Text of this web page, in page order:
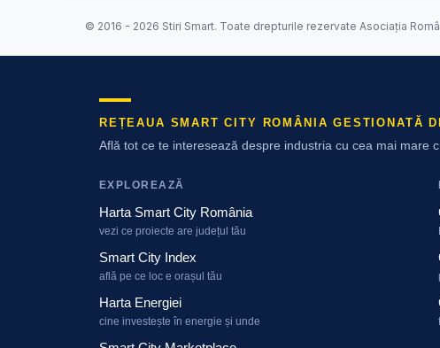
© 2016 - 2026 Stiri Smart. Toate drepturile rezervate Asociația
REȚEAUA SMART CITY ROMÂNIA GESTIONATĂ
Află tot ce te interesează despre industria cu cea mai mare
EXPLOREAZĂ
Harta Smart City România
vezi ce proiecte are județul tău
Smart City Index
află pe ce loc e orașul tău
Harta Energiei
cine investește în energie și unde